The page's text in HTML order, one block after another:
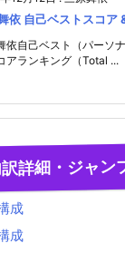
依 自己ベストスコア
依自己ベスト（パーソ
アランキング（Total ...
詳細・ジャン
成
成